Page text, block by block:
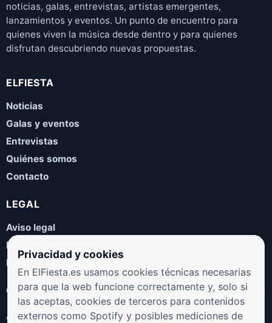
noticias, galas, entrevistas, artistas emergentes,
lanzamientos y eventos. Un punto de encuentro para
quienes viven la música desde dentro y para quienes
disfrutan descubriendo nuevas propuestas.
ELFIESTA
Noticias
Galas y eventos
Entrevistas
Quiénes somos
Contacto
LEGAL
Aviso legal
Política de privacidad
Política de cookies
COLABORA
¿Eres artista, manager, sello o promotor? Envíanos tus
Privacidad y cookies
En ElFiesta.es usamos cookies técnicas necesarias
para que la web funcione correctamente y, solo si
las aceptas, cookies de terceros para contenidos
externos como Spotify y posibles mediciones de